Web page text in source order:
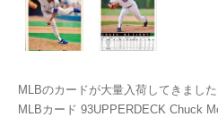
MLBのカードが大量入荷してきました
MLBカード 93UPPERDECK Chuck